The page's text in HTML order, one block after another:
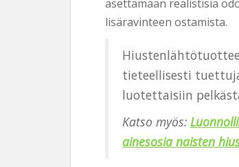
asettamaan realistisia
lisäravinteen ostamista.
tieteellisesti
luotettaisiin
Katso myös:
ainesosia naisten